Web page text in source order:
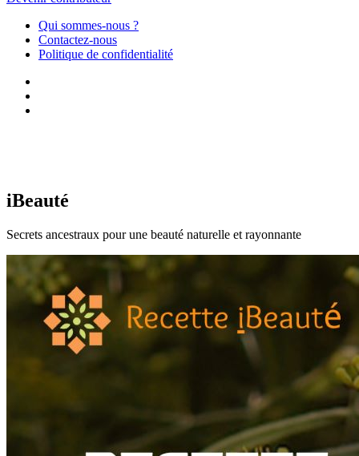
Qui sommes-nous ?
Contactez-nous
Politique de confidentialité
iBeauté
Secrets ancestraux pour une beauté naturelle et rayonnante